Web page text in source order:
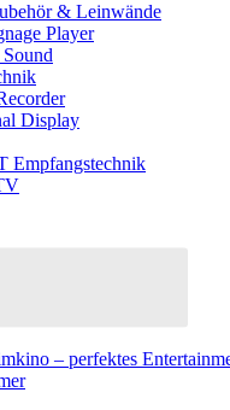
& Leinwände
Player
Display
Empfangstechnik
– perfektes